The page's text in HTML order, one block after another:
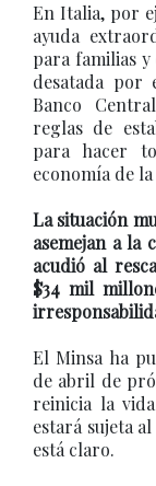
En Italia, por
ayuda
para familias
desatada por
Banco
reglas de
para hacer
economía de
La situación
asemejan a la
acudió al
$34 mil
El Minsa ha
de abril de
reinicia la
estará sujeta
está claro.